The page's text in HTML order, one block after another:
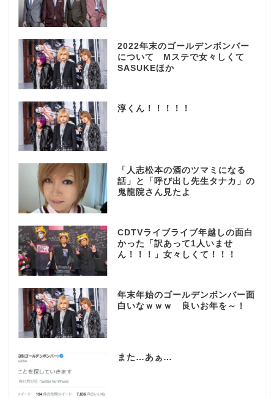
2022年末のゴールデンボンバー
について Mステで女々しくて
SASUKEほか
淳くん！！！！！
「人志松本の酒のツマミになる
話」と「呼び出し先生タナカ」の
鬼龍院さん見たよ
CDTVライブライブ年越しの面白
かった「訳あって1人いませ
ん！！！」女々しくて！！！
年末年始のゴールデンボンバー面
白いなｗｗｗ 良いお年を～！
また…あぁ…